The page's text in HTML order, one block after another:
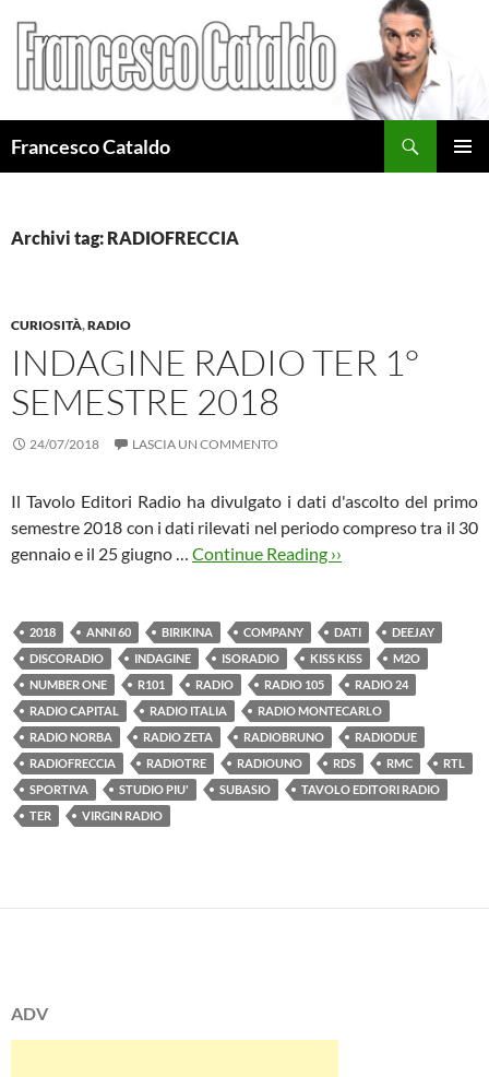
Francesco Cataldo
Archivi tag: RADIOFRECCIA
CURIOSITÀ,RADIO
INDAGINE RADIO TER 1°
SEMESTRE 2018
24/07/2018 LASCIA UN COMMENTO
Il Tavolo Editori Radio ha divulgato i dati d'ascolto del primo
semestre 2018 con i dati rilevati nel periodo compreso tra il 30
gennaio e il 25 giugno … Continue Reading ››
2018 ANNI 60 BIRIKINA COMPANY DATI
DEEJAY
DISCORADIO
INDAGINE ISORADIO KISS KISS
M2O
NUMBER ONE
R101 RADIO RADIO 105
RADIO 24
RADIO CAPITAL
RADIO ITALIA
RADIO MONTECARLO
RADIO NORBA
RADIO ZETA RADIOBRUNO
RADIODUE
RADIOFRECCIA
RADIOTRE RADIOUNO RDS RMC
RTL
SPORTIVA
STUDIO PIU' SUBASIO
TAVOLO EDITORI RADIO
TER
VIRGIN RADIO
ADV